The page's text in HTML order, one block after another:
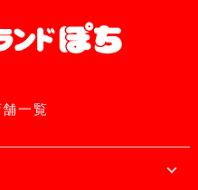
舗一覧